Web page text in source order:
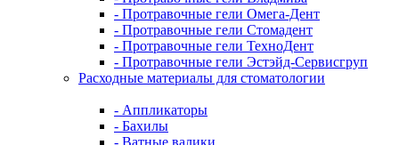
- Протравочные гели Омега-Дент
- Протравочные гели Стомадент
- Протравочные гели ТехноДент
- Протравочные гели Эстэйд-Сервисгруп
Расходные материалы для стоматологии
- Аппликаторы
- Бахилы